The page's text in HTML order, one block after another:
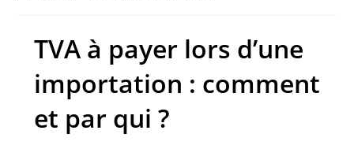
TVA à payer lors d’une
importation : comment
et par qui ?